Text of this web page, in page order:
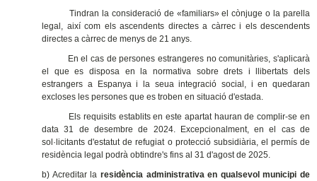
Tindran la consideració de «familiars» el cònjuge o la parella
legal, així com els ascendents directes a càrrec i els descendents
directes a càrrec de menys de 21 anys.
En el cas de persones estrangeres no comunitàries, s'aplicarà
el que es disposa en la normativa sobre drets i llibertats dels
estrangers a Espanya i la seua integració social, i en quedaran
excloses les persones que es troben en situació d'estada.
Els requisits establits en este apartat hauran de complir-se en
data 31 de desembre de 2024. Excepcionalment, en el cas de
sol·licitants d'estatut de refugiat o protecció subsidiària, el permís de
residència legal podrà obtindre's fins al 31 d'agost de 2025.
b) Acreditar laresidència administrativa en qualsevol municipi de